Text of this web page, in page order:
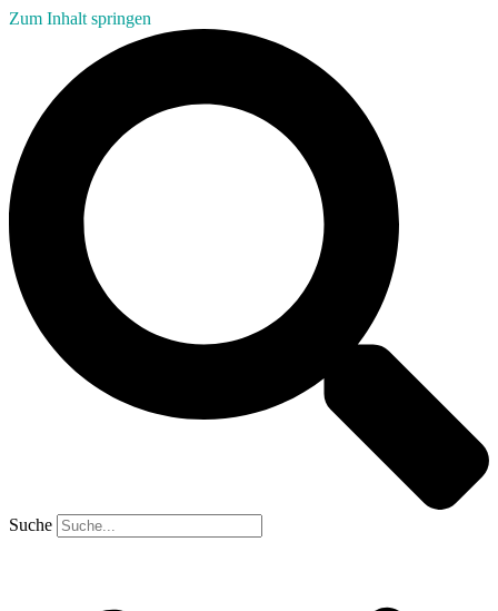
Zum Inhalt springen
Suche